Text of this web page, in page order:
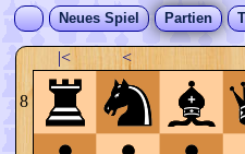
Neues Spiel Partien
|< <
8